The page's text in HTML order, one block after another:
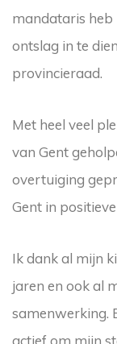
mandataris heb
ontslag in te
provincieraad.
Met heel veel
van Gent
overtuiging
Gent in
Ik dank al mijn
jaren en ook al
samenwerking.
actief om mijn